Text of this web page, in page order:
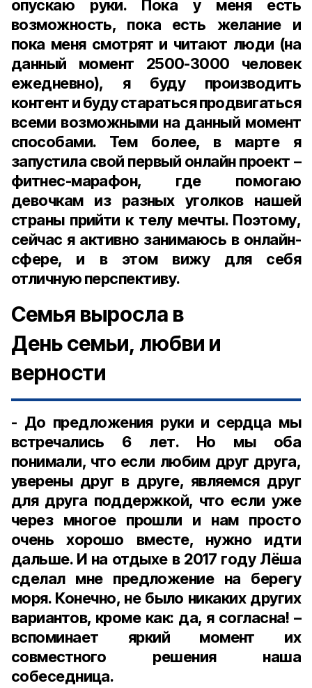
опускаю руки. Пока у меня есть
возможность, пока есть желание и
пока меня смотрят и читают люди (на
данный момент 2500-3000 человек
ежедневно), я буду производить
контент и буду стараться продвигаться
всеми возможными на данный момент
способами. Тем более, в марте я
запустила свой первый онлайн проект –
фитнес-марафон, где помогаю
девочкам из разных уголков нашей
страны прийти к телу мечты. Поэтому,
сейчас я активно занимаюсь в онлайн-
сфере, и в этом вижу для себя
отличную перспективу.
Семья выросла в
Деньсемьи, любви и
верности
- До предложения руки и сердца мы
встречались 6 лет. Но мы оба
понимали, что если любим друг друга,
уверены друг в друге, являемся друг
для друга поддержкой, что если уже
через многое прошли и нам просто
очень хорошо вместе, нужно идти
дальше. И на отдыхе в 2017 году Лёша
сделал мне предложение на берегу
моря. Конечно, не было никаких других
вариантов, кроме как: да, я согласна! –
вспоминает яркий момент их
совместного решения наша
собеседница.